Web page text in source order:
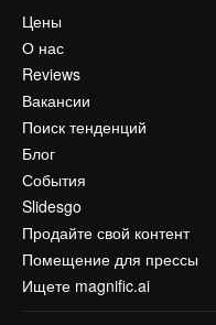
Цены
О нас
Reviews
Вакансии
Поиск тенденций
Блог
События
Slidesgo
Продайте свой контент
Помещение для прессы
Ищете magnific.ai